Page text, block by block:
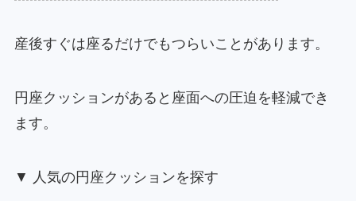
産後すぐは座るだけでもつらいことがあります。
円座クッションがあると座面への圧迫を軽減でき
ます。
▼ 人気の円座クッションを探す